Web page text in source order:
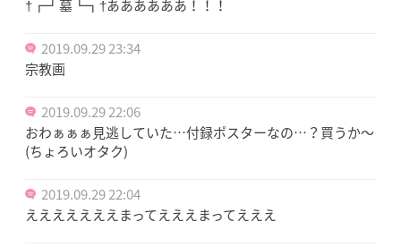
†┏┛墓┗┓†ああああああ！！！
2019.09.29 23:34
宗教画
2019.09.29 22:06
おわぁぁぁ見逃していた…付録ポスターなの…？買うか〜
(ちょろいオタク)
2019.09.29 22:04
えええええええまってえええまってえええ